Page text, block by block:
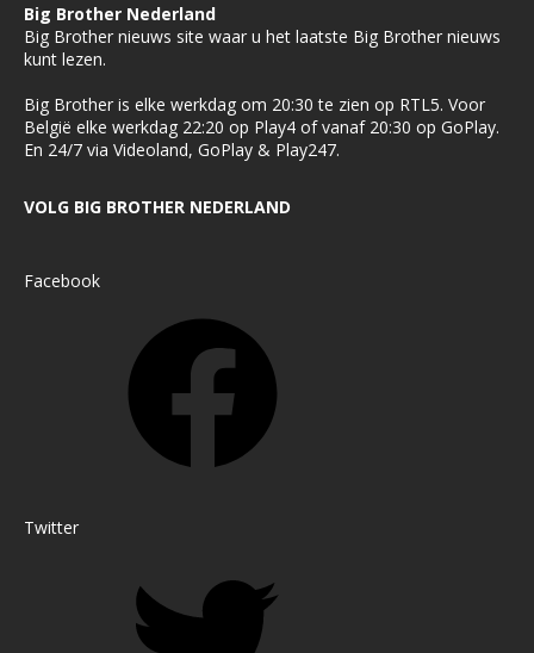
Big Brother Nederland
Big Brother nieuws site waar u het laatste Big Brother nieuws
kunt lezen.
Big Brother is elke werkdag om 20:30 te zien op RTL5. Voor
België elke werkdag 22:20 op Play4 of vanaf 20:30 op GoPlay.
En 24/7 via Videoland, GoPlay & Play247.
VOLG BIG BROTHER NEDERLAND
Facebook
Twitter